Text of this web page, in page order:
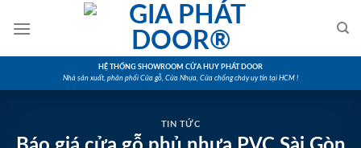
HỆ THỐNG SHOWROOM CỬA HUY PHÁT DOOR
Nhà sản xuất, phân phối Cửa gỗ, Cửa Nhựa, Cửa chống cháy uy tín tại HCM !
TIN TỨC